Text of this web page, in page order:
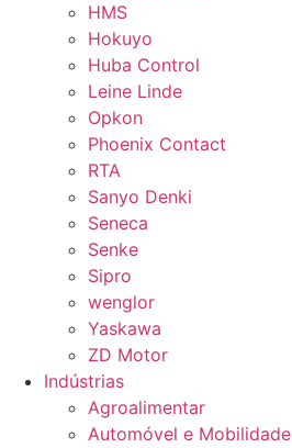
HMS
Hokuyo
Huba Control
Leine Linde
Opkon
Phoenix Contact
RTA
Sanyo Denki
Seneca
Senke
Sipro
wenglor
Yaskawa
ZD Motor
Indústrias
Agroalimentar
Automóvel e Mobilidade